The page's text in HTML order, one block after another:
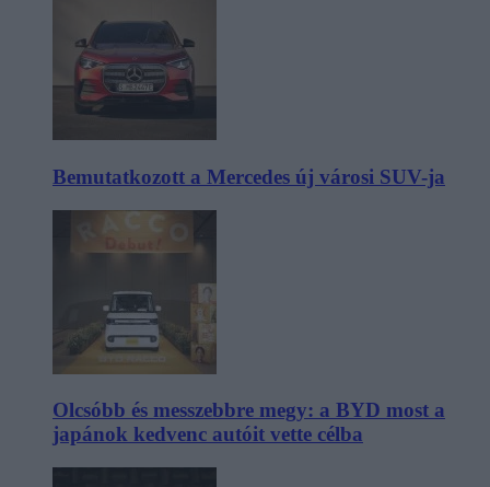
Bemutatkozott a Mercedes új városi SUV-ja
Olcsóbb és messzebbre megy: a BYD most a
japánok kedvenc autóit vette célba